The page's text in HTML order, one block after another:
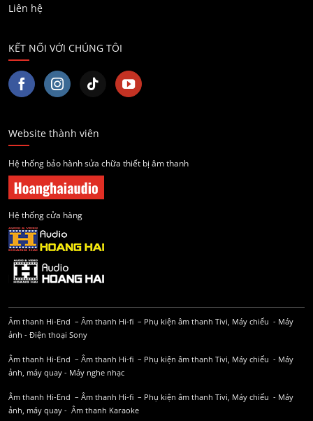
Liên hệ
KẾT NỐI VỚI CHÚNG TÔI
Website thành viên
Hệ thống bảo hành sửa chữa thiết bị âm thanh
Hệ thống cửa hàng
Âm thanh Hi-End – Âm thanh Hi-fi – Phụ kiện âm thanh Tivi, Máy chiếu - Máy
ảnh - Điện thoại Sony
Âm thanh Hi-End – Âm thanh Hi-fi – Phụ kiện âm thanh Tivi, Máy chiếu - Máy
ảnh, máy quay - Máy nghe nhạc
Âm thanh Hi-End – Âm thanh Hi-fi – Phụ kiện âm thanh Tivi, Máy chiếu - Máy
ảnh, máy quay - Âm thanh Karaoke